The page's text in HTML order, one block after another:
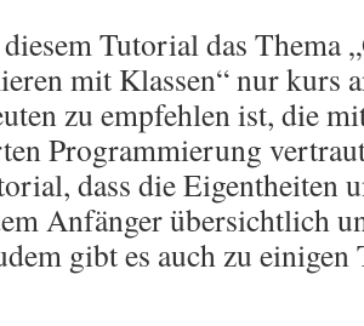
Tutorial das Thema
mit Klassen“ nur kurs
zu empfehlen ist, die
Programmierung
dass die Eigentheiten
Anfänger übersichtlich
gibt es auch zu